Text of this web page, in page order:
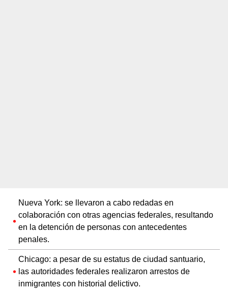
Nueva York: se llevaron a cabo redadas en
colaboración con otras agencias federales, resultando
en la detención de personas con antecedentes
penales.
Chicago: a pesar de su estatus de ciudad santuario,
las autoridades federales realizaron arrestos de
inmigrantes con historial delictivo.